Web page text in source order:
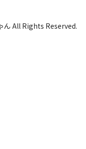
All Rights Reserved.